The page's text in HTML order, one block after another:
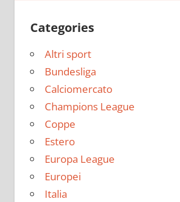
Categories
Altri sport
Bundesliga
Calciomercato
Champions League
Coppe
Estero
Europa League
Europei
Italia